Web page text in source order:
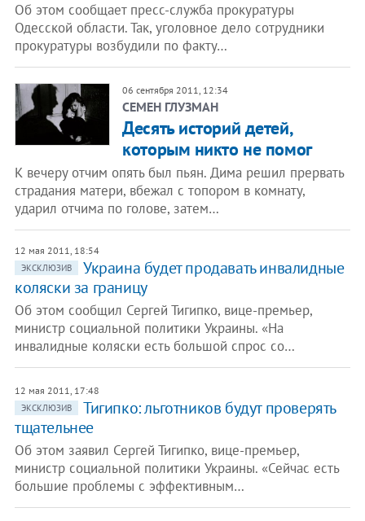
Об этом сообщает пресс-служба прокуратуры
Одесской области. Так, уголовное дело сотрудники
прокуратуры возбудили по факту…
06 сентября 2011, 12:34
СЕМЕН ГЛУЗМАН
Десять историй детей,
которым никто не помог
К вечеру отчим опять был пьян. Дима решил прервать
страдания матери, вбежал с топором в комнату,
ударил отчима по голове, затем…
12 мая 2011, 18:54
ЭКСКЛЮЗИВ
Украина будет продавать инвалидные
коляски за границу
Об этом сообщил Сергей Тигипко, вице-премьер,
министр социальной политики Украины. «На
инвалидные коляски есть большой спрос со…
12 мая 2011, 17:48
ЭКСКЛЮЗИВ
Тигипко: льготников будут проверять
тщательнее
Об этом заявил Сергей Тигипко, вице-премьер,
министр социальной политики Украины. «Сейчас есть
большие проблемы с эффективным…